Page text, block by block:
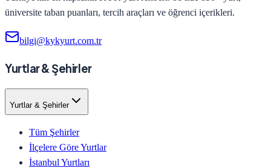
üniversite taban puanları, tercih araçları ve öğrenci içerikleri.
bilgi@kykyurt.com.tr
Yurtlar & Şehirler
Yurtlar & Şehirler
Tüm Şehirler
İlçelere Göre Yurtlar
İstanbul Yurtları